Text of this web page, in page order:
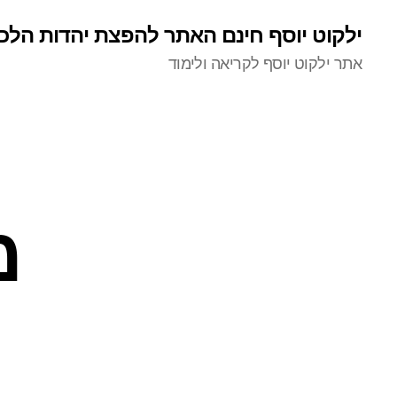
ילקוט יוסף חינם האתר להפצת יהדות
אתר ילקוט יוסף לקריאה ולימוד